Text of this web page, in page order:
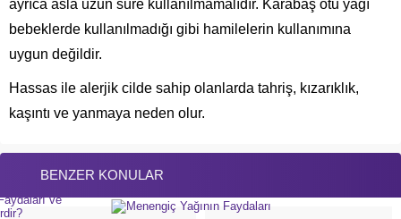
ayrıca asla uzun süre kullanılmamalıdır. Karabaş otu yağı
bebeklerde kullanılmadığı gibi hamilelerin kullanımına
uygun değildir.
Hassas ile alerjik cilde sahip olanlarda tahriş, kızarıklık,
kaşıntı ve yanmaya neden olur.
BENZER KONULAR